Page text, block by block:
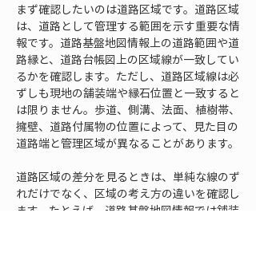
まず確認したいのは道路区域です。道路区域
は、道路として管理する範囲を示す重要な情
報です。道路基盤地図情報上の道路範囲や道
路縁と、道路台帳図上の区域線が一致してい
るかを確認します。ただし、道路区域線は必
ずしも現地の舗装端や縁石位置と一致すると
は限りません。歩道、側溝、法面、植樹帯、
擁壁、道路付属物の位置によって、見た目の
道路端と管理区域が異なることがあります。
道路区域の差分を見るときは、単純な線のず
れだけでなく、区域の考え方の違いを確認し
ます。たとえば、道路基盤地図情報では舗装